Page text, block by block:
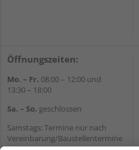
Öffnungszeiten:
Mo. – Fr. 08:00 – 12:00 und
13:30 – 18:00
Sa. – So. geschlossen
Samstags: Termine nur nach
Vereinbarung/Baustellentermine